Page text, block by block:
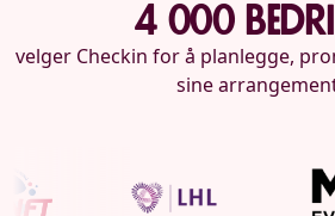
4 000
velger Checkin for å planlegge,
sine